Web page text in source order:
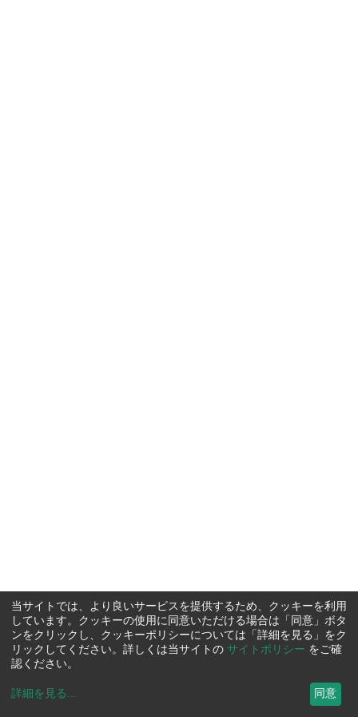
当サイトでは、より良いサービスを提供するため、クッキーを利用
しています。クッキーの使用に同意いただける場合は「同意」ボタ
ンをクリックし、クッキーポリシーについては「詳細を見る」をク
リックしてください。詳しくは当サイトの サイトポリシー をご確
認ください。
詳細を見る ... 同意